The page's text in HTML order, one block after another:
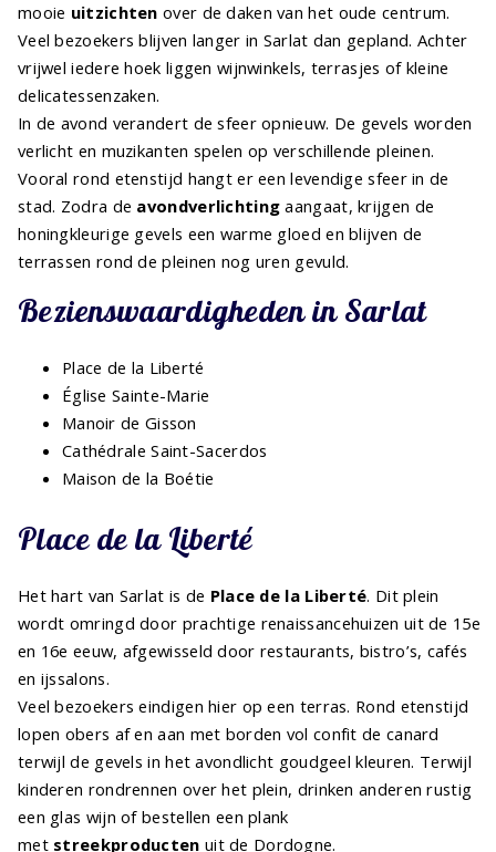
mooie uitzichtenover de daken van het oude centrum.
Veel bezoekers blijven langer in Sarlat dan gepland. Achter
vrijwel iedere hoek liggen wijnwinkels, terrasjes of kleine
delicatessenzaken.
In de avond verandert de sfeer opnieuw. De gevels worden
verlicht en muzikanten spelen op verschillende pleinen.
Vooral rond etenstijd hangt er een levendige sfeer in de
stad. Zodra de avondverlichting aangaat, krijgen de
honingkleurige gevels een warme gloed en blijven de
terrassen rond de pleinen nog uren gevuld.
Bezienswaardigheden in Sarlat
Place de la Liberté
Église Sainte-Marie
Manoir de Gisson
Cathédrale Saint-Sacerdos
Maison de la Boétie
Place de la Liberté
Het hart van Sarlat is de Place de la Liberté. Dit plein
wordt omringd door prachtige renaissancehuizen uit de 15e
en 16e eeuw, afgewisseld door restaurants, bistro’s, cafés
en ijssalons.
Veel bezoekers eindigen hier op een terras. Rond etenstijd
lopen obers af en aan met borden vol confit de canard
terwijl de gevels in het avondlicht goudgeel kleuren. Terwijl
kinderen rondrennen over het plein, drinken anderen rustig
een glas wijn of bestellen een plank
met streekproducten uit de Dordogne.